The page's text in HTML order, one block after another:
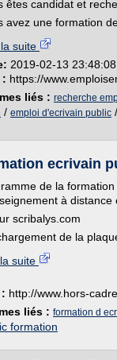
êtes candidat et
avez une formation
suite
2019-02-13 23:48:08
: https://
liés : recherche
/ emploi d'ecrivain public /
ecrivain
de la
à distance
scribalys.com
de la
suite
http://www.hors-
liés : formation d
formation